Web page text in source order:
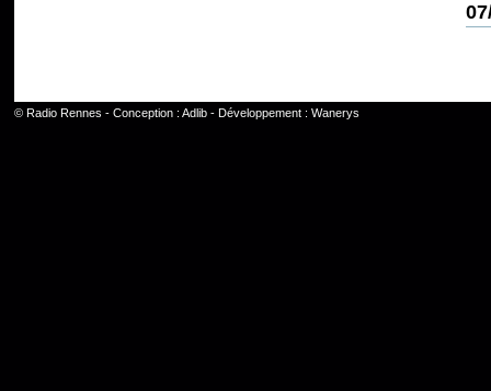
© Radio Rennes - Conception : Adlib- Développement : Wanerys